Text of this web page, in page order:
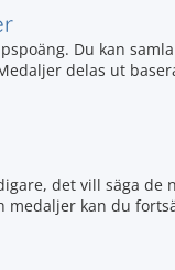
Du kan
delas ut
det vill säga
kan du